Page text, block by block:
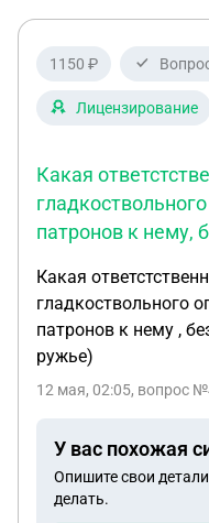
1150 ₽
Лицензирование
Какая
патронов к нему,
Какая
гладкоствольного
патронов к нему ,
ружье)
12 мая, 02:05, вопрос
У вас похожая
Опишите свои
делать.